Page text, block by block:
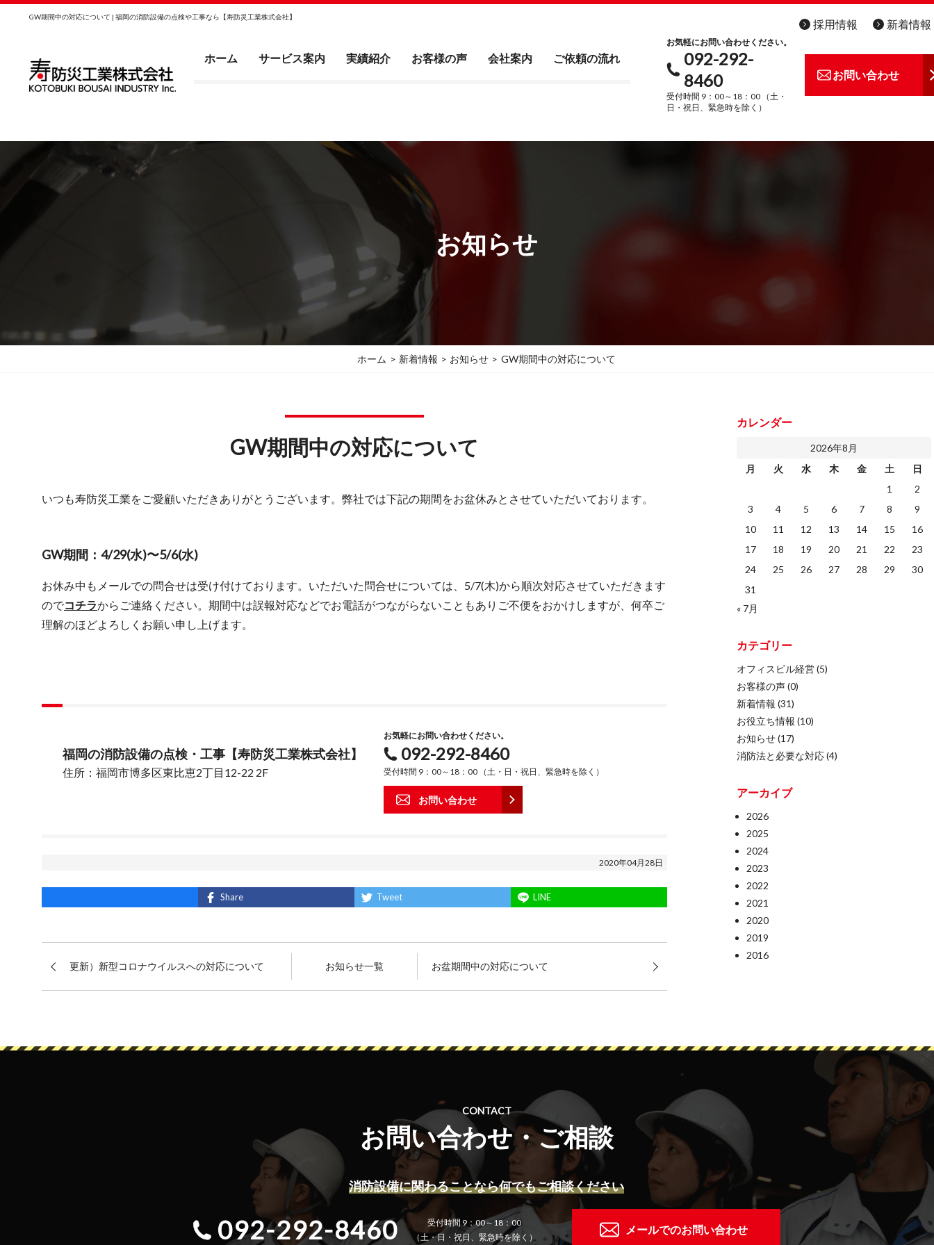
GW期間中の対応について | 福岡の消防設備の点検や工事なら【寿防災工業株式会社】
採用情報 新着情報
ホーム サービス案内 実績紹介 お客様の声 会社案内 ご依頼の流れ
お気軽にお問い合わせください。
092-292-
8460
受付時間 9：00～18：00 （土・
日・祝日、緊急時を除く）
お問い合わせ
お知らせ
ホーム 新着情報 お知らせ GW期間中の対応について
GW期間中の対応について
いつも寿防災工業をご愛顧いただきありがとうございます。弊社では下記の期間をお盆休みとさせていただいております。
GW期間：4/29(水)〜5/6(水)
お休み中もメールでの問合せは受け付けております。いただいた問合せについては、5/7(木)から順次対応させていただきます
のでコチラからご連絡ください。期間中は誤報対応などでお電話がつながらないこともありご不便をおかけしますが、何卒ご
理解のほどよろしくお願い申し上げます。
福岡の消防設備の点検・工事【寿防災工業株式会社】
住所：福岡市博多区東比恵2丁目12-22 2F
お気軽にお問い合わせください。
092-292-8460
受付時間 9：00～18：00 （土・日・祝日、緊急時を除く）
お問い合わせ
2020年04月28日
Share Tweet LINE
更新）新型コロナウイルスへの対応について お盆期間中の対応について
お知らせ一覧
カレンダー
2026年8月
月
火 水 木 金 土
日
1
2
3
4 5 6 7 8
9
10
11 12 13 14 15
16
17
18 19 20 21 22
23
24
25 26 27 28 29
30
31
« 7月
カテゴリー
オフィスビル経営(5)
お客様の声(0)
新着情報 (31)
お役立ち情報 (10)
お知らせ(17)
消防法と必要な対応(4)
アーカイブ
2026
2025
2024
2023
2022
2021
2020
2019
2016
CONTACT
お問い合わせ・ご相談
消防設備に関わることなら何でもご相談ください
092-292-8460
受付時間 9：00～18：00
（土・日・祝日、緊急時を除く）
メールでのお問い合わせ